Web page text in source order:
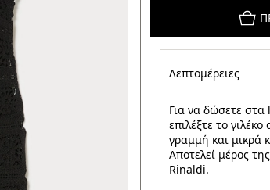
Λεπτομέρειες
Για να δώσετε στα
επιλέξτε το
γραμμή και μικρά
Αποτελεί μέρος
Rinaldi.